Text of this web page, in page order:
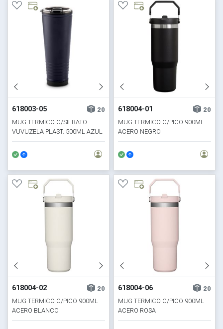
618003-05
20
MUG TERMICO C/SILBATO
VUVUZELA PLAST. 500ML AZUL
618004-01
20
MUG TERMICO C/PICO 900ML
ACERO NEGRO
618004-02
20
MUG TERMICO C/PICO 900ML
ACERO BLANCO
618004-06
20
MUG TERMICO C/PICO 900ML
ACERO ROSA